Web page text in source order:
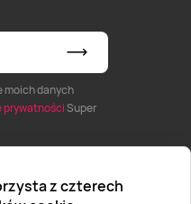
z czterech
moich danych
prywatnościSuper